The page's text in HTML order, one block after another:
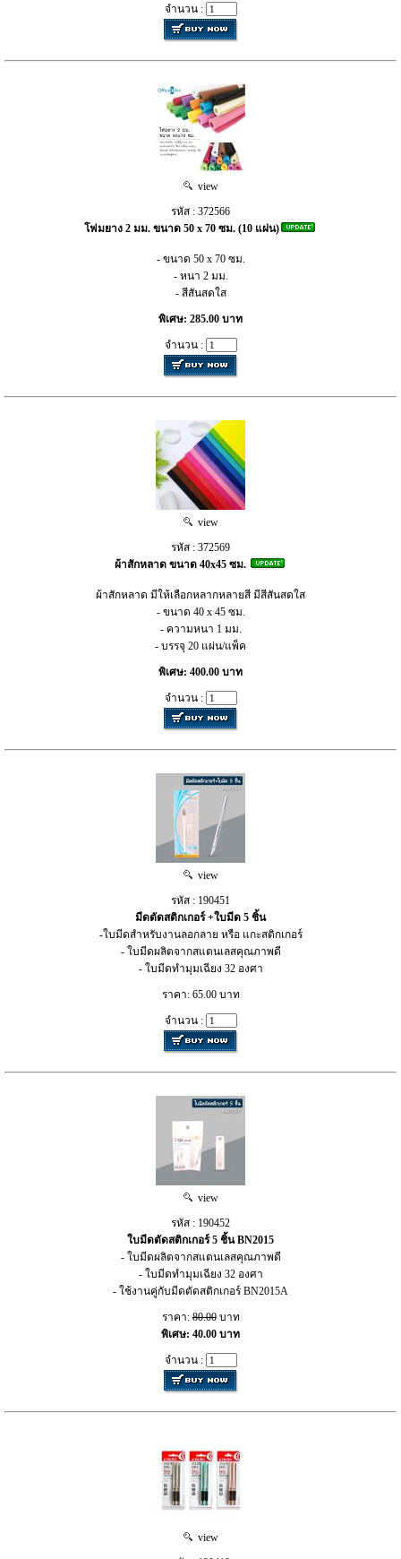
จำนวน :
view
รหัส : 372566
โฟมยาง 2 มม. ขนาด 50 x 70 ซม. (10 แผ่น)
- ขนาด 50 x 70 ซม.
- หนา 2 มม.
- สีสันสดใส
พิเศษ: 285.00 บาท
จำนวน :
view
รหัส : 372569
ผ้าสักหลาด ขนาด 40x45 ซม.
ผ้าสักหลาด มีให้เลือกหลากหลายสี มีสีสันสดใส
- ขนาด 40 x 45 ซม.
- ความหนา 1 มม.
- บรรจุ 20 แผ่น/แพ็ค
พิเศษ: 400.00 บาท
จำนวน :
view
รหัส : 190451
มีดตัดสติกเกอร์ +ใบมีด 5 ชิ้น
-ใบมีดสำหรับงานลอกลาย หรือ แกะสติกเกอร์
- ใบมีดผลิตจากสแตนเลสคุณภาพดี
- ใบมีดทำมุมเฉียง 32 องศา
ราคา: 65.00 บาท
จำนวน :
view
รหัส : 190452
ใบมีดตัดสติกเกอร์ 5 ชิ้น BN2015
- ใบมีดผลิตจากสแตนเลสคุณภาพดี
- ใบมีดทำมุมเฉียง 32 องศา
- ใช้งานคู่กับมีดตัดสติกเกอร์ BN2015A
ราคา:80.00บาท
พิเศษ: 40.00 บาท
จำนวน :
view